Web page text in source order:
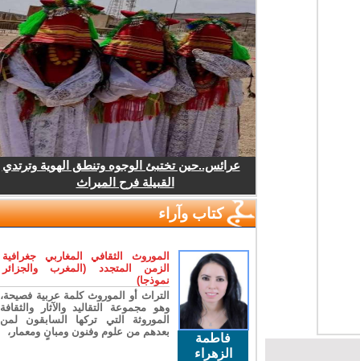
عرائس..حين تختبئ الوجوه وتنطق الهوية وترتدي
القبيلة فرح الميراث
كتاب وآراء
فاطمة
الزهراء
الموروث الثقافي المغاربي جغرافية
الزمن المتجدد (المغرب والجزائر
نموذجا)
التراث أو الموروث كلمة عربية فصيحة،
وهو مجموعة التقاليد والآثار والثقافة
الموروثة التي تركها السابقون لمن
بعدهم من علوم وفنون ومبانٍ ومعمار،